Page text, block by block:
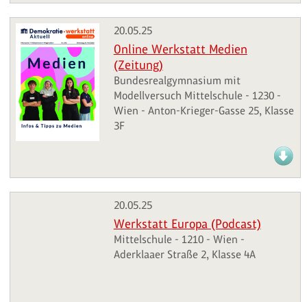
20.05.25
Online Werkstatt Medien
(Zeitung)
Bundesrealgymnasium mit
Modellversuch Mittelschule - 1230 -
Wien - Anton-Krieger-Gasse 25, Klasse
3F
20.05.25
Werkstatt Europa (Podcast)
Mittelschule - 1210 - Wien -
Aderklaaer Straße 2, Klasse 4A